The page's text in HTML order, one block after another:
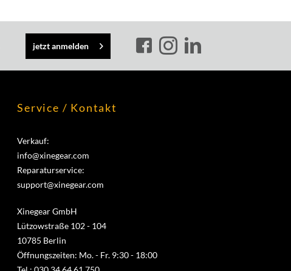
jetzt anmelden
Service / Kontakt
Verkauf:
info@xinegear.com
Reparaturservice:
support@xinegear.com
Xinegear GmbH
Lützowstraße 102 - 104
10785 Berlin
Öffnungszeiten: Mo. - Fr. 9:30 - 18:00